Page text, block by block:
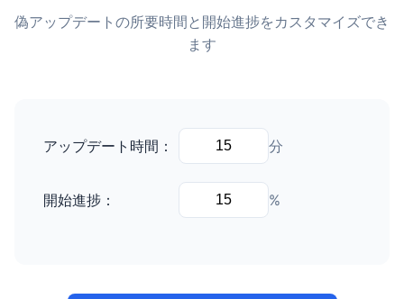
偽アップデートの所要時間と開始進捗をカスタマイズでき
ます
アップデート時間： 分
開始進捗： %